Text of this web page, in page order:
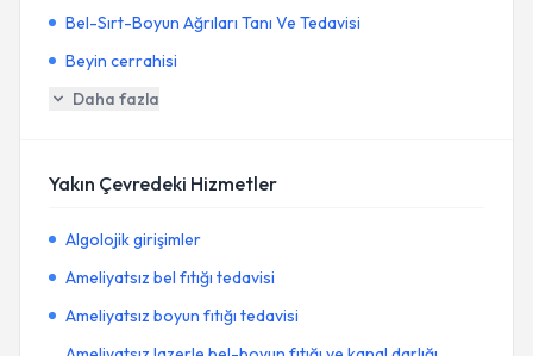
Bel-Sırt-Boyun Ağrıları Tanı Ve Tedavisi
Beyin cerrahisi
Daha fazla
Yakın Çevredeki Hizmetler
Algolojik girişimler
Ameliyatsız bel fıtığı tedavisi
Ameliyatsız boyun fıtığı tedavisi